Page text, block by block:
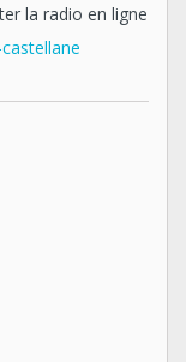
la radio en ligne